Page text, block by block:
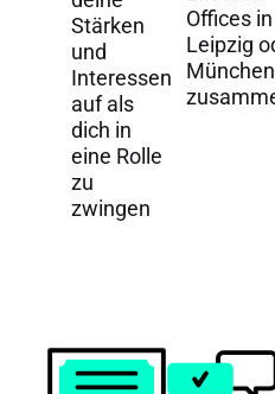
Stärken
und
Interessen
auf als
dich in
eine Rolle
zu
zwingen
Offices in
Leipzig
München